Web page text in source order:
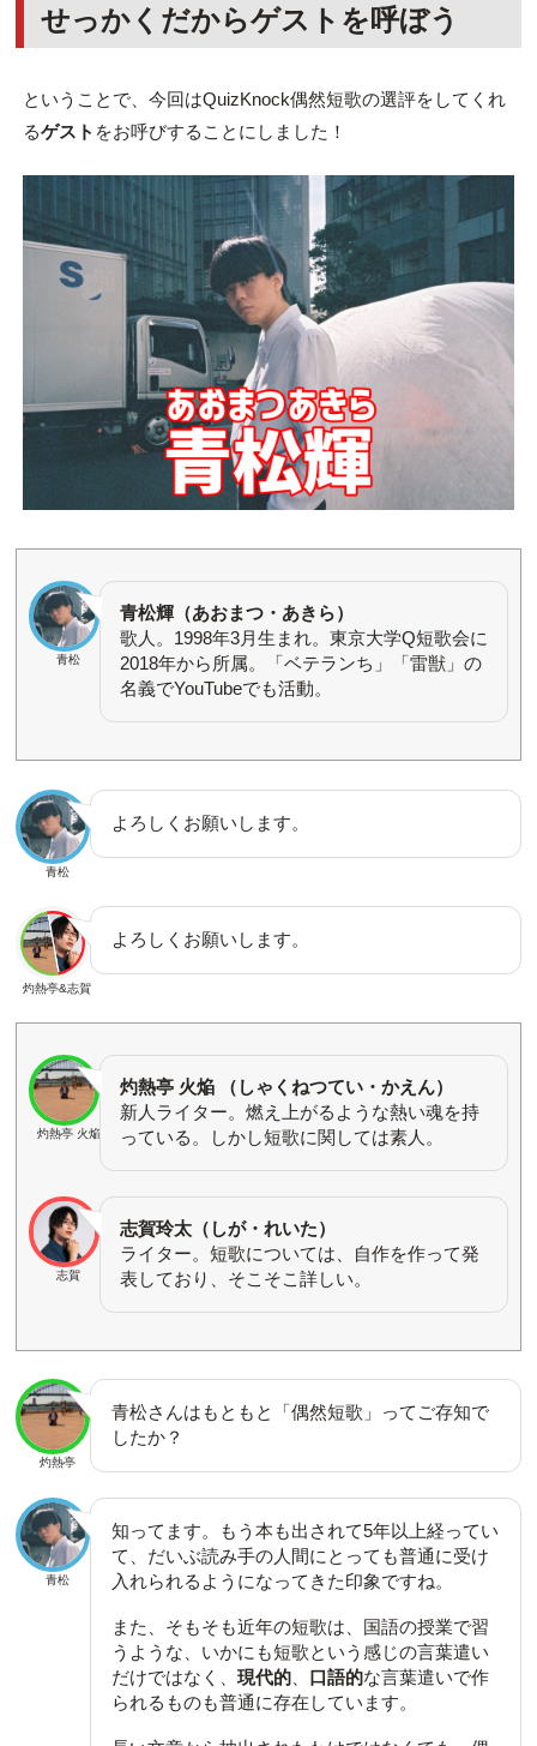
せっかくだからゲストを呼ぼう
ということで、今回はQuizKnock偶然短歌の選評をしてくれ
るゲスト をお呼びすることにしました！
青松
青松輝（あおまつ・あきら）
歌人。1998年3月生まれ。東京大学Q短歌会に
2018年から所属。「ベテランち」「雷獣」の
名義でYouTubeでも活動。
青松
よろしくお願いします。
灼熱亭&志賀
よろしくお願いします。
灼熱亭 火焔
灼熱亭 火焔 （しゃくねつてい・かえん）
新人ライター。燃え上がるような熱い魂を持
っている。しかし短歌に関しては素人。
志賀
志賀玲太（しが・れいた）
ライター。短歌については、自作を作って発
表しており、そこそこ詳しい。
灼熱亭
青松さんはもともと「偶然短歌」ってご存知で
したか？
青松
知ってます。もう本も出されて5年以上経ってい
て、だいぶ読み手の人間にとっても普通に受け
入れられるようになってきた印象ですね。
また、そもそも近年の短歌は、国語の授業で習
うような、いかにも短歌という感じの言葉遣い
だけではなく、現代的 口語的な言葉遣いで作
られるものも普通に存在しています。